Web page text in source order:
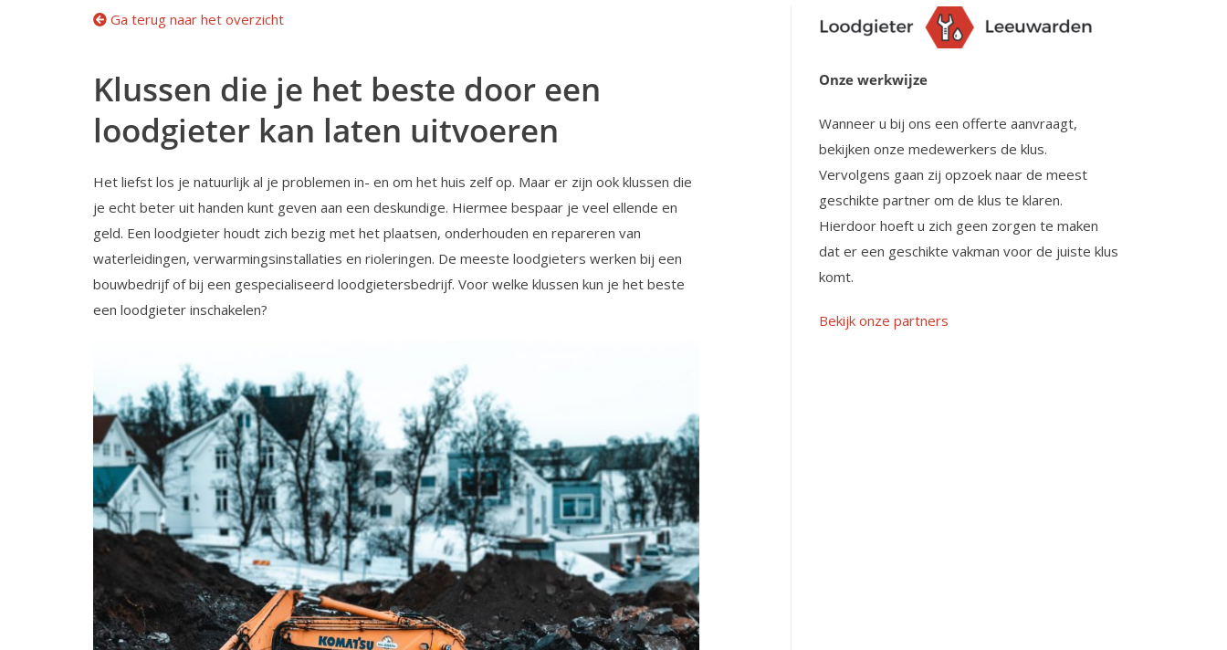
Ga terug naar het overzicht
Klussen die je het beste door een
loodgieter kan laten uitvoeren
Het liefst los je natuurlijk al je problemen in- en om het huis zelf op. Maar er zijn ook klussen die
je echt beter uit handen kunt geven aan een deskundige. Hiermee bespaar je veel ellende en
geld. Een loodgieter houdt zich bezig met het plaatsen, onderhouden en repareren van
waterleidingen, verwarmingsinstallaties en rioleringen. De meeste loodgieters werken bij een
bouwbedrijf of bij een gespecialiseerd loodgietersbedrijf. Voor welke klussen kun je het beste
een loodgieter inschakelen?
Onze werkwijze
Wanneer u bij ons een offerte aanvraagt,
bekijken onze medewerkers de klus.
Vervolgens gaan zij opzoek naar de meest
geschikte partner om de klus te klaren.
Hierdoor hoeft u zich geen zorgen te maken
dat er een geschikte vakman voor de juiste klus
komt.
Bekijk onze partners